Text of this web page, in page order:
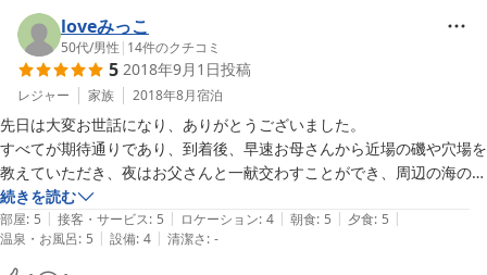
風呂はこじんまりとしていますが露天風呂は気持ちよく入れました。な
んせうちらだけだったので鍵もかけずに開放的に(笑
サービスは夫婦の笑顔や気さくな雰囲気が良かったです。今度は子供や
母親、甥や姪を連れて行きたいですね。二人で頑張っているので、あま
り大勢で押し掛けると迷惑かもしれませんけど(笑
この旅館、欠点と言えば入口右側の方が旅館なのか、奥の方が旅館なの
か、初だと見分けがつかないくらいです
それも笑い話で終わる程度の事ですから(笑
2018-11-27loveみっこ
50代/男性 | 14件のクチコミ
5 2018年9月1日投稿
レジャー 家族 2018年8月宿泊
先日は大変お世話になり、ありがとうございました。
すべてが期待通りであり、到着後、早速お母さんから近場の磯や穴場を
教えていただき、夜はお父さんと一献交わすことができ、周辺の海の情
報を教えていただきました。
他の口コミにもありましたが、刺し盛はもちろん、カサゴの唐揚げがと
てもおいしかったです。ボリュームも満点で、二晩目にはお土産のお返
しと金目の煮付けをサービスしていただきました。とても美味しかった
続きを読む
部屋: 5 | 接客・サービス: 5 | ロケーション: 4 | 朝食: 5 | 夕食: 5 |
温泉・お風呂: 5 | 設備: 4 | 清潔さ: -